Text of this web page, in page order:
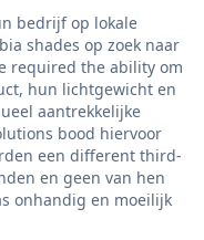
bedrijf op lokale
shades op zoek naar
required the ability om
hun lichtgewicht en
aantrekkelijke
bood hiervoor
een different third-
en geen van hen
onhandig en moeilijk